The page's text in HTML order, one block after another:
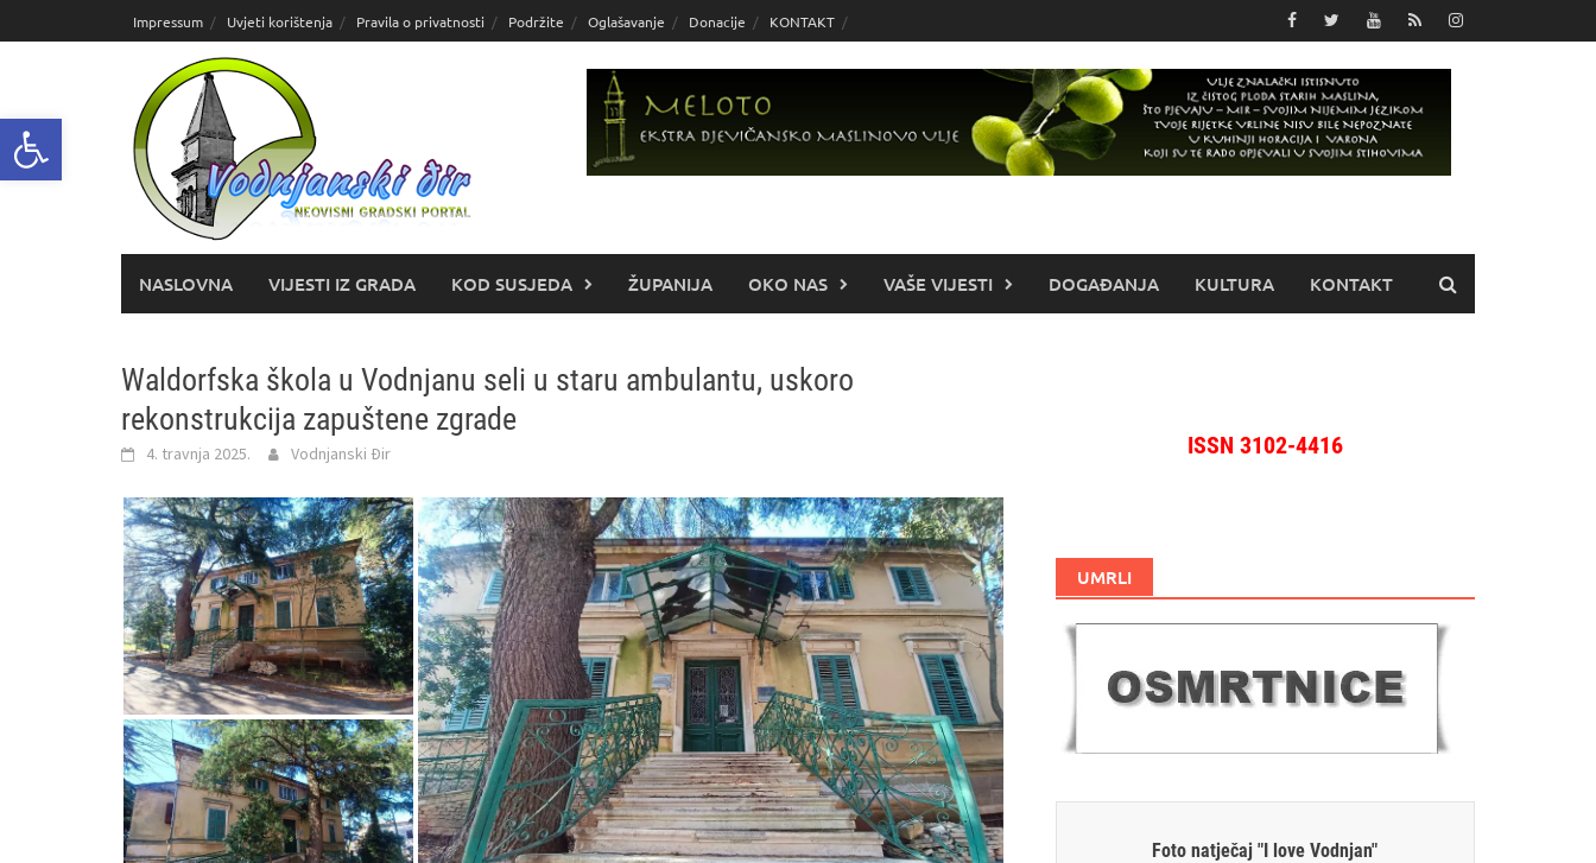
Open toolbar
do
Impressum Uvjeti korištenja Pravila o privatnosti Podržite Oglašavanje Donacije KONTAKT
NASLOVNA VIJESTI IZ GRADA KOD SUSJEDA ŽUPANIJA OKO NAS VAŠE VIJESTI DOGAĐANJA KULTURA KONTAKT
Waldorfska škola u Vodnjanu seli u staru ambulantu, uskoro
rekonstrukcija zapuštene zgrade
4. travnja 2025. Vodnjanski Đir ISSN 3102-4416
UMRLI
Foto natječaj "I love Vodnjan"